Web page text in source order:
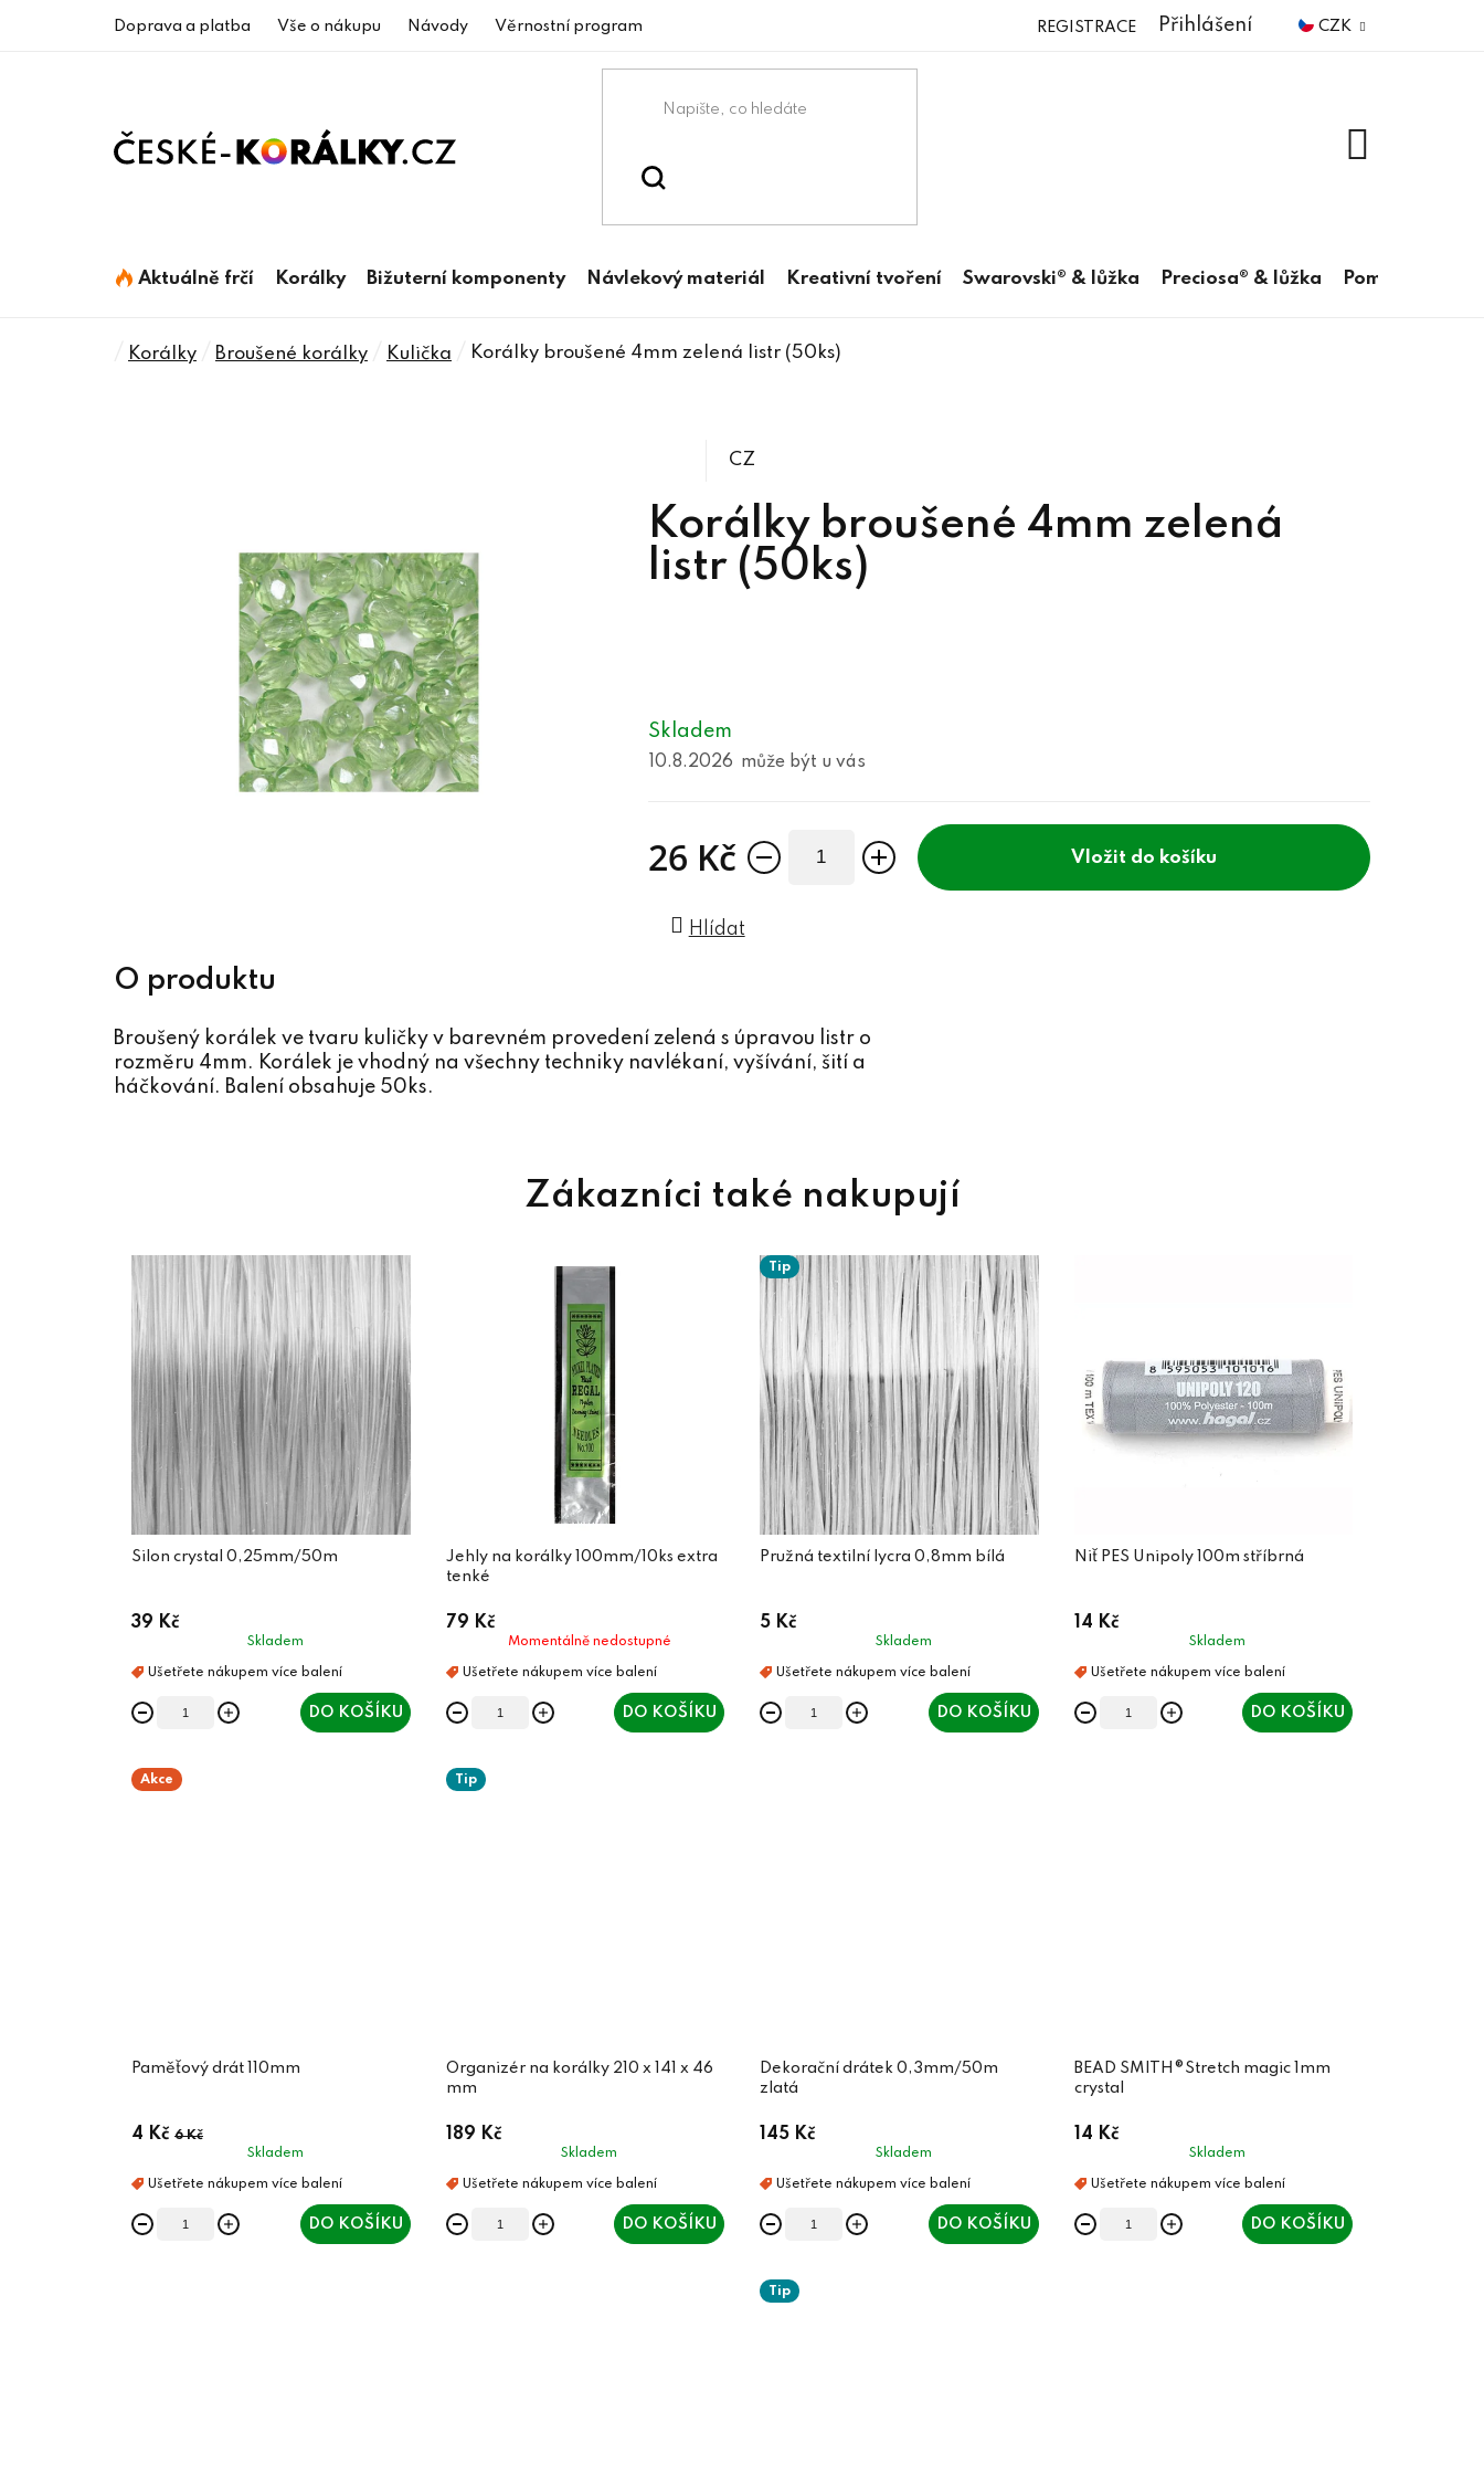
Doprava a platba Vše o nákupu Návody Věrnostní program CZK
Přihlášení
REGISTRACE
Aktuálně frčí Korálky Bižuterní komponenty Návlekový materiál Kreativní tvoření Swarovski® & lůžka Preciosa® & lůžka Pomůcky
Domů
Korálky Broušené korálky Kulička Korálky broušené 4mm zelená listr (50ks)
Korálky broušené 4mm zelená
listr (50ks)
CZ
Skladem
10.8.2026
26 Kč do košíku
Hlídat
Broušený korálek ve tvaru kuličky v barevném provedení zelená s úpravou listr o
rozměru 4mm. Korálek je vhodný na všechny techniky navlékaní, vyšívání, šití a
háčkování. Balení obsahuje 50ks.
Silon crystal 0,25mm/50m
39 Kč
Skladem
DO KOŠÍKU
Jehly na korálky 100mm/10ks extra
tenké
79 Kč
Momentálně nedostupné
DO KOŠÍKU
Tip
Pružná textilní lycra 0,8mm bílá
5 Kč
Skladem
DO KOŠÍKU
Niť PES Unipoly 100m stříbrná
14 Kč
Skladem
DO KOŠÍKU
Akce
Paměťový drát 110mm
4 Kč 6 Kč
Skladem
DO KOŠÍKU
Tip
Organizér na korálky 210 x 141 x 46
mm
189 Kč
Skladem
DO KOŠÍKU
Dekorační drátek 0,3mm/50m
zlatá
145 Kč
Skladem
DO KOŠÍKU
BEAD SMITH®Stretch magic 1mm
crystal
14 Kč
Skladem
DO KOŠÍKU
Tip